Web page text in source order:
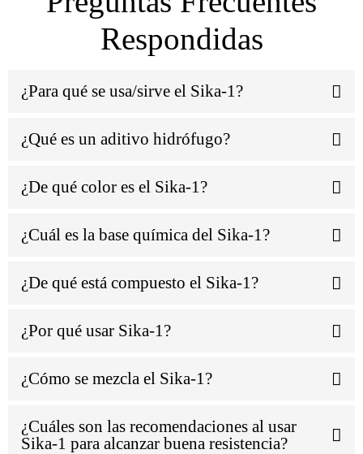
Respondidas
¿Para qué se usa/sirve el Sika-1?
¿Qué es un aditivo hidrófugo?
¿De qué color es el Sika-1?
¿Cuál es la base química del Sika-1?
¿De qué está compuesto el Sika-1?
¿Por qué usar Sika-1?
¿Cómo se mezcla el Sika-1?
¿Cuáles son las recomendaciones al usar
Sika-1 para alcanzar buena resistencia?